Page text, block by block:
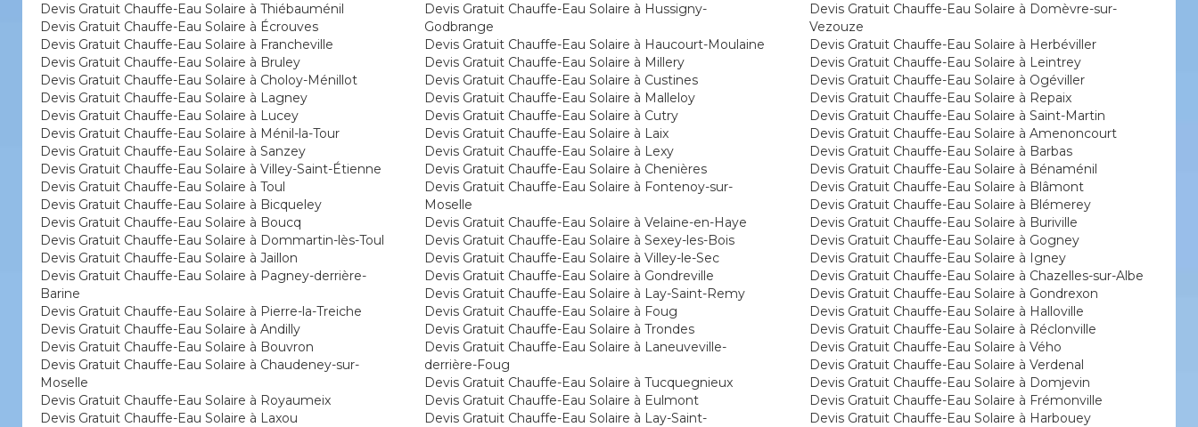
Devis Gratuit Chauffe-Eau Solaire à Thiébauménil
Devis Gratuit Chauffe-Eau Solaire à Écrouves
Devis Gratuit Chauffe-Eau Solaire à Francheville
Devis Gratuit Chauffe-Eau Solaire à Bruley
Devis Gratuit Chauffe-Eau Solaire à Choloy-Ménillot
Devis Gratuit Chauffe-Eau Solaire à Lagney
Devis Gratuit Chauffe-Eau Solaire à Lucey
Devis Gratuit Chauffe-Eau Solaire à Ménil-la-Tour
Devis Gratuit Chauffe-Eau Solaire à Sanzey
Devis Gratuit Chauffe-Eau Solaire à Villey-Saint-Étienne
Devis Gratuit Chauffe-Eau Solaire à Toul
Devis Gratuit Chauffe-Eau Solaire à Bicqueley
Devis Gratuit Chauffe-Eau Solaire à Boucq
Devis Gratuit Chauffe-Eau Solaire à Dommartin-lès-Toul
Devis Gratuit Chauffe-Eau Solaire à Jaillon
Devis Gratuit Chauffe-Eau Solaire à Pagney-derrière-
Barine
Devis Gratuit Chauffe-Eau Solaire à Pierre-la-Treiche
Devis Gratuit Chauffe-Eau Solaire à Andilly
Devis Gratuit Chauffe-Eau Solaire à Bouvron
Devis Gratuit Chauffe-Eau Solaire à Chaudeney-sur-
Moselle
Devis Gratuit Chauffe-Eau Solaire à Royaumeix
Devis Gratuit Chauffe-Eau Solaire à Laxou
Devis Gratuit Chauffe-Eau Solaire à Hussigny-
Godbrange
Devis Gratuit Chauffe-Eau Solaire à Haucourt-Moulaine
Devis Gratuit Chauffe-Eau Solaire à Millery
Devis Gratuit Chauffe-Eau Solaire à Custines
Devis Gratuit Chauffe-Eau Solaire à Malleloy
Devis Gratuit Chauffe-Eau Solaire à Cutry
Devis Gratuit Chauffe-Eau Solaire à Laix
Devis Gratuit Chauffe-Eau Solaire à Lexy
Devis Gratuit Chauffe-Eau Solaire à Chenières
Devis Gratuit Chauffe-Eau Solaire à Fontenoy-sur-
Moselle
Devis Gratuit Chauffe-Eau Solaire à Velaine-en-Haye
Devis Gratuit Chauffe-Eau Solaire à Sexey-les-Bois
Devis Gratuit Chauffe-Eau Solaire à Villey-le-Sec
Devis Gratuit Chauffe-Eau Solaire à Gondreville
Devis Gratuit Chauffe-Eau Solaire à Lay-Saint-Remy
Devis Gratuit Chauffe-Eau Solaire à Foug
Devis Gratuit Chauffe-Eau Solaire à Trondes
Devis Gratuit Chauffe-Eau Solaire à Laneuveville-
derrière-Foug
Devis Gratuit Chauffe-Eau Solaire à Tucquegnieux
Devis Gratuit Chauffe-Eau Solaire à Eulmont
Devis Gratuit Chauffe-Eau Solaire à Lay-Saint-
Devis Gratuit Chauffe-Eau Solaire à Domèvre-sur-
Vezouze
Devis Gratuit Chauffe-Eau Solaire à Herbéviller
Devis Gratuit Chauffe-Eau Solaire à Leintrey
Devis Gratuit Chauffe-Eau Solaire à Ogéviller
Devis Gratuit Chauffe-Eau Solaire à Repaix
Devis Gratuit Chauffe-Eau Solaire à Saint-Martin
Devis Gratuit Chauffe-Eau Solaire à Amenoncourt
Devis Gratuit Chauffe-Eau Solaire à Barbas
Devis Gratuit Chauffe-Eau Solaire à Bénaménil
Devis Gratuit Chauffe-Eau Solaire à Blâmont
Devis Gratuit Chauffe-Eau Solaire à Blémerey
Devis Gratuit Chauffe-Eau Solaire à Buriville
Devis Gratuit Chauffe-Eau Solaire à Gogney
Devis Gratuit Chauffe-Eau Solaire à Igney
Devis Gratuit Chauffe-Eau Solaire à Chazelles-sur-Albe
Devis Gratuit Chauffe-Eau Solaire à Gondrexon
Devis Gratuit Chauffe-Eau Solaire à Halloville
Devis Gratuit Chauffe-Eau Solaire à Réclonville
Devis Gratuit Chauffe-Eau Solaire à Vého
Devis Gratuit Chauffe-Eau Solaire à Verdenal
Devis Gratuit Chauffe-Eau Solaire à Domjevin
Devis Gratuit Chauffe-Eau Solaire à Frémonville
Devis Gratuit Chauffe-Eau Solaire à Harbouey